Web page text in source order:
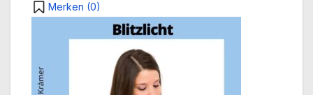
Merken (0)